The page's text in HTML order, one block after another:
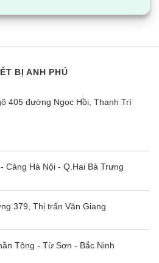
BỊ ANH PHÚ
405 đường Ngọc Hồi, Thanh Trì
Cảng Hà Nội - Q.Hai Bà Trưng
379, Thị trấn Văn Giang
Tông - Từ Sơn - Bắc Ninh